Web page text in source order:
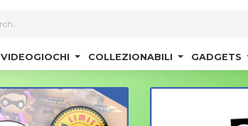
VIDEOGIOCHI COLLEZIONABILI GADGETS